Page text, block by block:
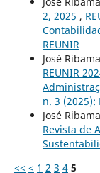
2, 2025 ,
REUNIR
José
REUNIR
n. 3 (2025):
José
Revista de
<< < 1 2 3 4 5